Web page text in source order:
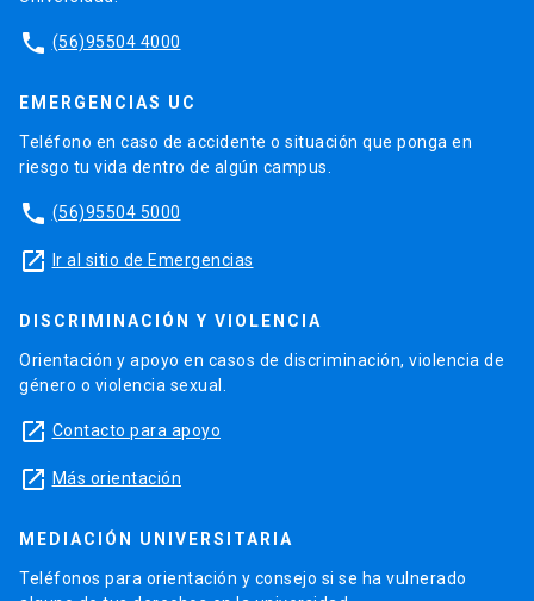
phone (56)95504 4000
EMERGENCIAS UC
Teléfono en caso de accidente o situación que ponga en
riesgo tu vida dentro de algún campus.
phone (56)95504 5000
launch Ir al sitio de Emergencias
DISCRIMINACIÓN Y VIOLENCIA
Orientación y apoyo en casos de discriminación, violencia de
género o violencia sexual.
launch Contacto para apoyo
launch Más orientación
MEDIACIÓN UNIVERSITARIA
Teléfonos para orientación y consejo si se ha vulnerado